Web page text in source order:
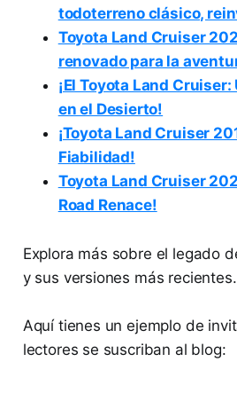
todoterreno clásico,
Toyota Land Cruiser
renovado para la
¡El Toyota Land
en el Desierto!
¡Toyota Land Cruiser
Fiabilidad!
Toyota Land Cruiser
Road Renace!
Explora más sobre el legado
y sus versiones más recientes.
Aquí tienes un ejemplo de
lectores se suscriban al blog: